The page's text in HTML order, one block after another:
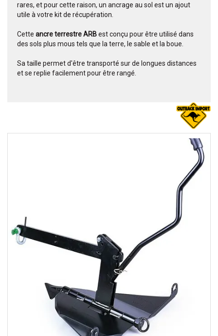
rares, et pour cette raison, un ancrage au sol est un ajout
utile à votre kit de récupération.
Cette ancre terrestre ARBest conçu pour être utilisé dans
des sols plus mous tels que la terre, le sable et la boue.
Sa taille permet d'être transporté sur de longues distances
et se replie facilement pour être rangé.